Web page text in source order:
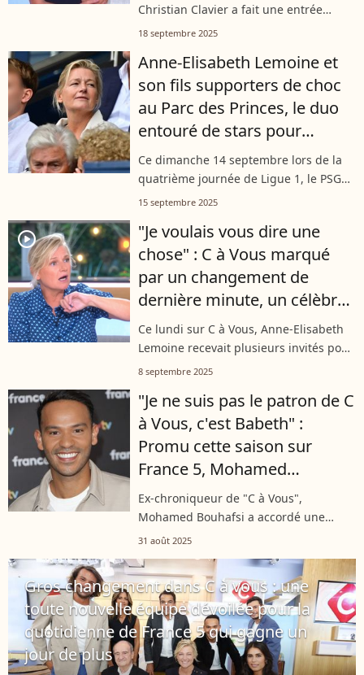
Christian Clavier a fait une entrée
mémorable sur le plateau de "C à vous"
des références aux "tensions"...
18 septembre 2025
Anne-Elisabeth Lemoine et
son fils supporters de choc
au Parc des Princes, le duo
entouré de stars pour
l'occasion
Ce dimanche 14 septembre lors de la
quatrième journée de Ligue 1, le PSG
s'est imposé 2-0 face à Lens. Une
des Princes et qui a réuni
d'innombrables...
15 septembre 2025
player2
"Je voulais vous dire une
chose" : C à Vous marqué
par un changement de
dernière minute, un célèbre
acteur ne cache pas sa
déception auprès d'Anne-
Elisabeth Lemoine
Ce lundi sur C à Vous, Anne-Elisabeth
Lemoine recevait plusieurs invités pour
parler d’une nouvelle pièce et d’un
jusqu’à ce qu’un changement...
8 septembre 2025
"Je ne suis pas le patron de C
à Vous, c'est Babeth" :
Promu cette saison sur
France 5, Mohamed
Bouhafsi met les choses au
clair avant sa première
Ex-chroniqueur de "C à Vous",
Mohamed Bouhafsi a accordé une
interview aux journalistes du "Parisien"
attend avec impatience la rentrée qui
aura...
31 août 2025
Gros changement dans C à vous : une
toute nouvelle équipe dévoilée pour la
quotidienne de France 5 qui gagne un
jour de plus